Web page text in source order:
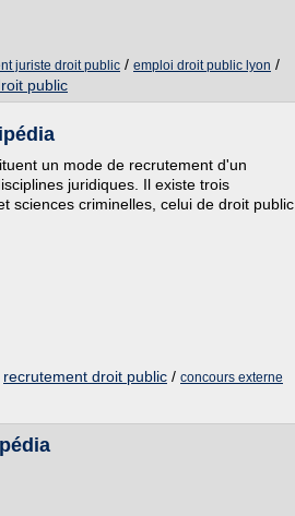
juriste droit public / emploi droit public lyon /
public
un mode de recrutement d'un
juridiques. Il existe trois
sciences criminelles, celui de droit public
recrutement droit public / concours externe